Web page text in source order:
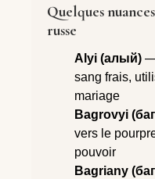
Quelques
russe
Alyi (алый) —
sang frais,
mariage
Bagrovyi
vers le
pouvoir
Bagriany